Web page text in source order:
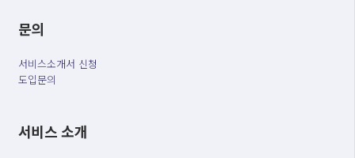
문의
서비스소개서 신청
도입문의
서비스 소개